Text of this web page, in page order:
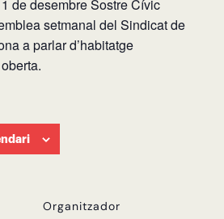
de desembre Sostre Cívic
setmanal del Sindicat de
a parlar d’habitatge
Organitzador